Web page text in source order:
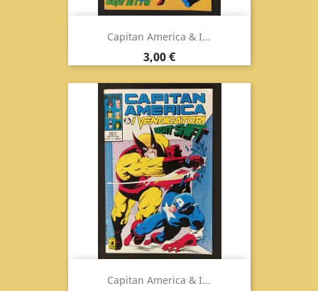
Capitan America & I...
Prezzo
3,00 €
Capitan America & I...